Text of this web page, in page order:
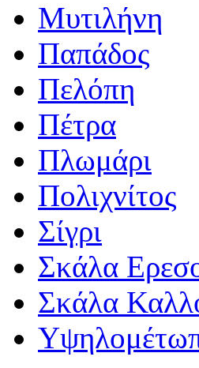
Μυτιλήνη
Παπάδος
Πελόπη
Πέτρα
Πλωμάρι
Πολιχνίτος
Σίγρι
Σκάλα
Σκάλα